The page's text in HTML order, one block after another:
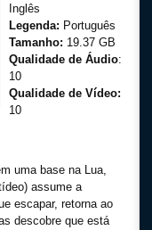
Inglês
Legenda: Português
Tamanho: 19.37 GB
Qualidade de Áudio:
10
Qualidade de Vídeo:
10
uma base na Lua,
assume a
escapar, retorna ao
descobre que está